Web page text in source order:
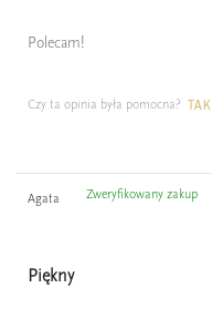
Polecam!
Czy ta opinia była pomocna? TAK
Agata Zweryfikowany zakup
Piękny